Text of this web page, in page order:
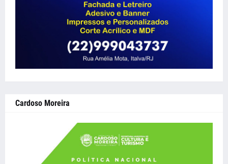
Cardoso Moreira